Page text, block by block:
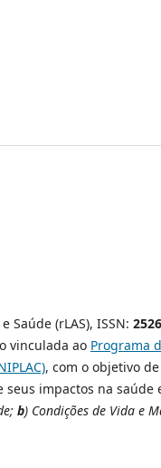
Saúde (rLAS), ISSN:
vinculada ao Programa
, com o objetivo
impactos na
b) Condições de Vida e